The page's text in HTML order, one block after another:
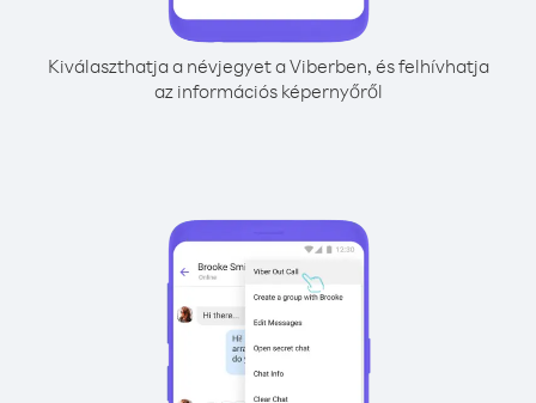
Kiválaszthatja a névjegyet a Viberben, és felhívhatja
az információs képernyőről